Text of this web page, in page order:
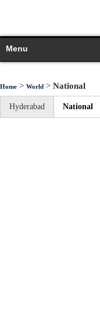
Menu
Home > World > National
Hyderabad National